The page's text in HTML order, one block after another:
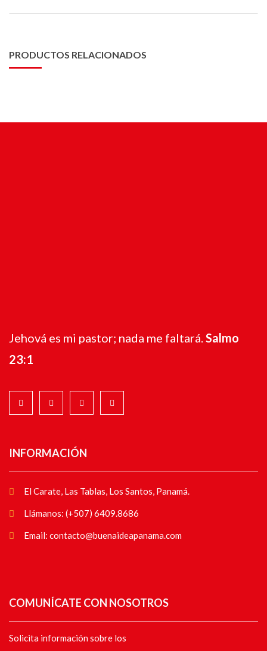
PRODUCTOS RELACIONADOS
Jehová es mi pastor; nada me faltará.Salmo
23:1
INFORMACIÓN
El Carate, Las Tablas, Los Santos, Panamá.
Llámanos: (+507) 6409.8686
Email: contacto@buenaideapanama.com
COMUNÍCATE CON NOSOTROS
Solicita información sobre los